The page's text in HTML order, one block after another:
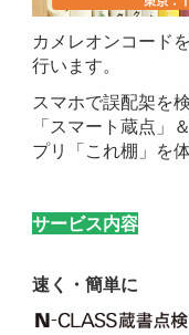
カメレオンコード
行います。
スマホで誤配架を
「スマート蔵点」
プリ「これ棚」を
サービス内容
スマホ
速く・簡単に